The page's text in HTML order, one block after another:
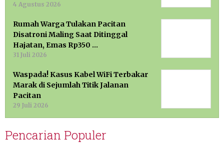
4 Agustus 2026
Rumah Warga Tulakan Pacitan
Disatroni Maling Saat Ditinggal
Hajatan, Emas Rp350 …
31 Juli 2026
Waspada! Kasus Kabel WiFi Terbakar
Marak di Sejumlah Titik Jalanan
Pacitan
29 Juli 2026
Pencarian Populer